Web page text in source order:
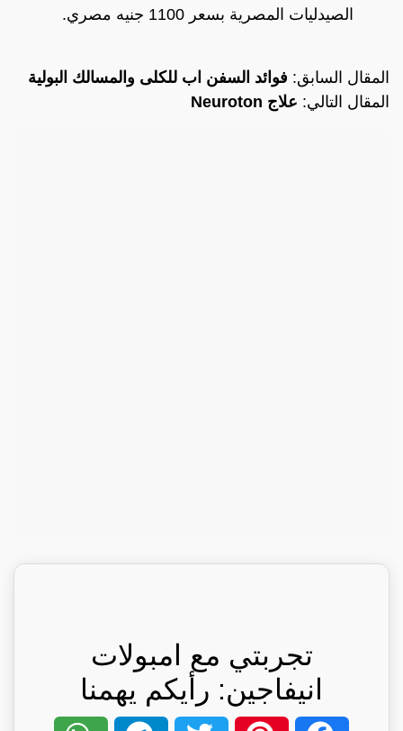
الصيدليات المصرية بسعر 1100 جنيه مصري.
المقال السابق: فوائد السفن اب للكلى والمسالك البولية
المقال التالي: علاج Neuroton
تجربتي مع امبولات
انيفاجين: رأيكم يهمنا